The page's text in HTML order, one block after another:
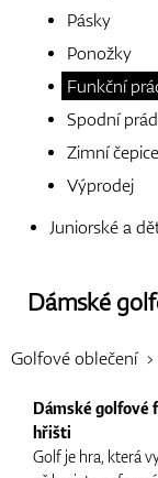
Pásky
Ponožky
Funkční
Spodní
Zimní čepice
Výprodej
Juniorské a
Dámské
Golfové oblečení
Dámské golfové
hřišti
Golf je hra, která